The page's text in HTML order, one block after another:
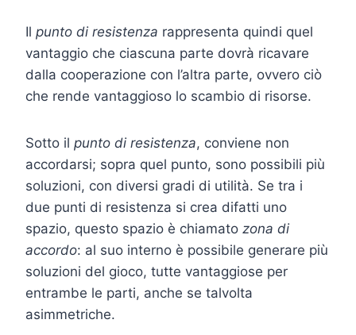
Il punto di resistenza rappresenta quindi quel
vantaggio che ciascuna parte dovrà ricavare
dalla cooperazione con l’altra parte, ovvero ciò
che rende vantaggioso lo scambio di risorse.
Sotto il punto di resistenza, conviene non
accordarsi; sopra quel punto, sono possibili più
soluzioni, con diversi gradi di utilità. Se tra i
due punti di resistenza si crea difatti uno
spazio, questo spazio è chiamato zona di
accordo: al suo interno è possibile generare più
soluzioni del gioco, tutte vantaggiose per
entrambe le parti, anche se talvolta
asimmetriche.